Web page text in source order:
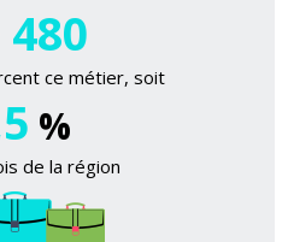
ce métier, soit
%
de la région